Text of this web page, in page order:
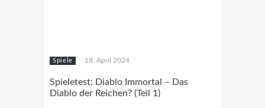
Spiele 18. April 2024
Spieletest: Diablo Immortal – Das
Diablo der Reichen? (Teil 1)